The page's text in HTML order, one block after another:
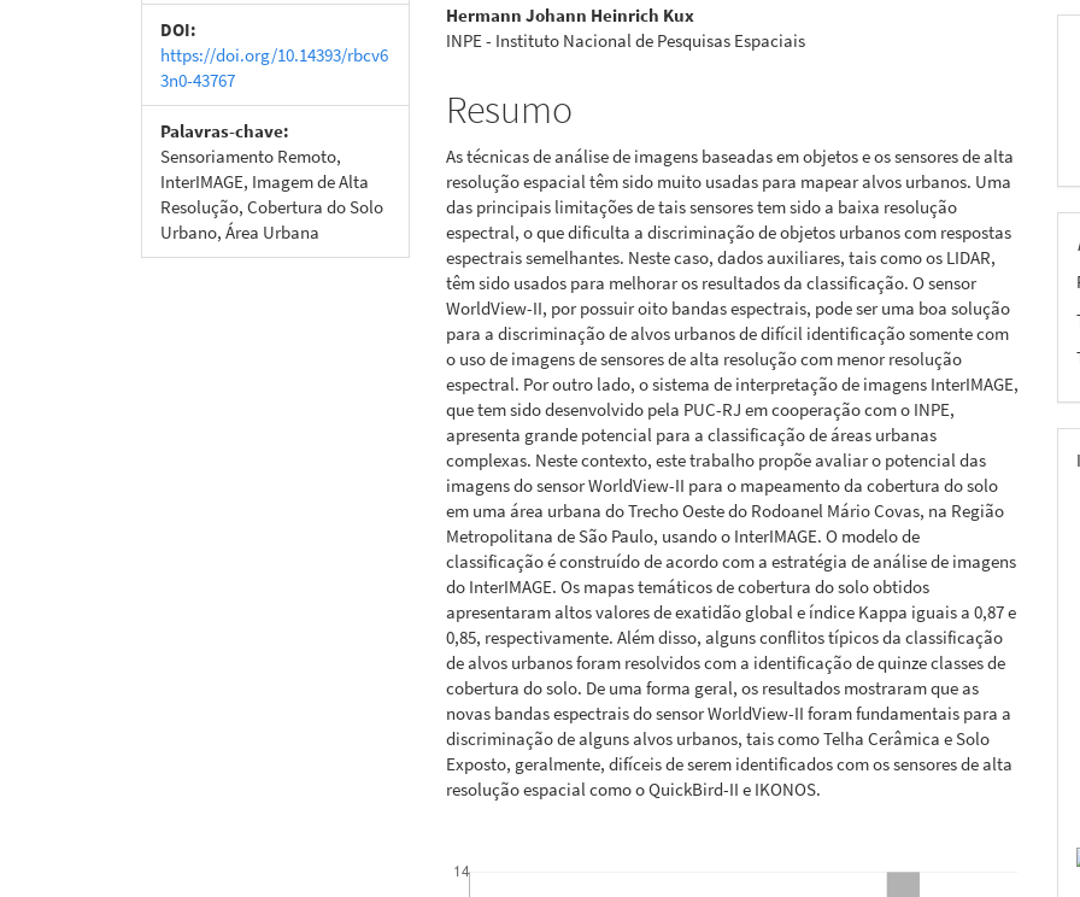
artigos
DOI:
https://doi.org/10.14393/rbcv6
3n0-43767
Palavras-chave:
Sensoriamento Remoto,
InterIMAGE, Imagem de Alta
Resolução, Cobertura do Solo
Urbano, Área Urbana
principal
Hermann Johann Heinrich Kux
INPE - Instituto Nacional de Pesquisas Espaciais
Resumo
As técnicas de análise de imagens baseadas em objetos e os sensores de alta
resolução espacial têm sido muito usadas para mapear alvos urbanos. Uma
das principais limitações de tais sensores tem sido a baixa resolução
espectral, o que dificulta a discriminação de objetos urbanos com respostas
espectrais semelhantes. Neste caso, dados auxiliares, tais como os LIDAR,
têm sido usados para melhorar os resultados da classificação. O sensor
WorldView-II, por possuir oito bandas espectrais, pode ser uma boa solução
para a discriminação de alvos urbanos de difícil identificação somente com
o uso de imagens de sensores de alta resolução com menor resolução
espectral. Por outro lado, o sistema de interpretação de imagens InterIMAGE,
que tem sido desenvolvido pela PUC-RJ em cooperação com o INPE,
apresenta grande potencial para a classificação de áreas urbanas
complexas. Neste contexto, este trabalho propõe avaliar o potencial das
imagens do sensor WorldView-II para o mapeamento da cobertura do solo
em uma área urbana do Trecho Oeste do Rodoanel Mário Covas, na Região
Metropolitana de São Paulo, usando o InterIMAGE. O modelo de
classificação é construído de acordo com a estratégia de análise de imagens
do InterIMAGE. Os mapas temáticos de cobertura do solo obtidos
apresentaram altos valores de exatidão global e índice Kappa iguais a 0,87 e
0,85, respectivamente. Além disso, alguns conflitos típicos da classificação
de alvos urbanos foram resolvidos com a identificação de quinze classes de
cobertura do solo. De uma forma geral, os resultados mostraram que as
novas bandas espectrais do sensor WorldView-II foram fundamentais para a
discriminação de alguns alvos urbanos, tais como Telha Cerâmica e Solo
Exposto, geralmente, difíceis de serem identificados com os sensores de alta
resolução espacial como o QuickBird-II e IKONOS.